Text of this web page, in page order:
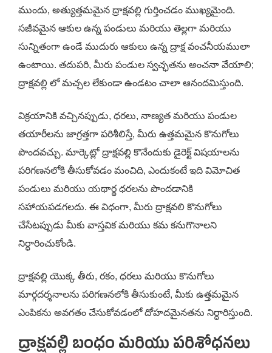
ముందు, అత్యుత్తమమైన ద్రాక్షవల్లి గుర్తించడం ముఖ్యమైంది.
సజీవమైన ఆకుల ఉన్న పండులు మరియు తెల్లగా మరియు
సున్నితంగా ఉండే ముదురు ఆకులు ఉన్న ద్రాక్ష వంచనీయములా
ఉంటాయి. తదుపరి, మీరు పండుల స్వచ్ఛతను అంచనా వేయాలి;
ద్రాక్షవల్లి లో మచ్చల లేకుండా ఉండటం చాలా ఆనందమిస్తుంది.
విక్రయానికి వచ్చినప్పుడు, ధరలు, నాణ్యత మరియు పండుల
తయారీలను జాగ్రత్తగా పరిశీలిస్తే, మీరు ఉత్తమమైన కొనుగోలు
పొందవచ్చు. మార్కెట్లో ద్రాక్షవల్లి కొనేందుకు డైరెక్ట్ విషయాలను
పరిగణనలోకి తీసుకోవడం మంచిది, ఎందుకంటే ఇది విమోచిత
పండులు మరియు యథార్థ ధరలను పొందడానికి
సహాయపడగలదు. ఈ విధంగా, మీరు ద్రాక్షవలి కొనుగోలు
చేసేటప్పుడు మీకు వాస్తవిక మరియు కమ కనుగొనాలని
నిర్ధారించుకోండి.
ద్రాక్షవల్లి యొక్క తీరు, రకం, ధరలు మరియు కొనుగోలు
మార్గదర్శనాలను పరిగణనలోకి తీసుకుంటే, మీకు ఉత్తమమైన
ఎంపికను అవగతం చేసుకోవడంలో దోహదమైనతను నిర్ధారిస్తుంది.
ద్రాక్షవల్లి బంధం మరియు పరిశోధనలు